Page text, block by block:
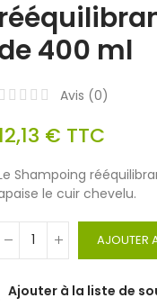
400 ml
Avis (0)
€ TTC
Shampoing
le cuir chevelu.
AJOUTER
Ajouter à la liste de